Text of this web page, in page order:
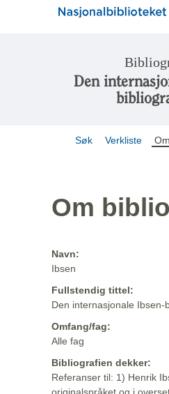
Den
Søk Verkliste
Om
Navn:
Ibsen
Fullstendig tittel:
Den internasjonale Ibsen-
Omfang/fag:
Alle fag
Bibliografien dekker:
Referanser til: 1) Henrik
originalspråket og i